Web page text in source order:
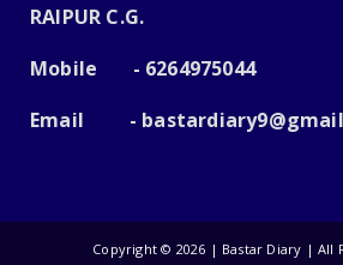
RAIPUR C.G.
Mobile - 6264975044
Email -
Copyright © 2026 | Bastar Diary | All